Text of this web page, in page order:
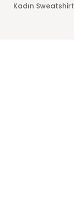
Kadın Sweatshirt